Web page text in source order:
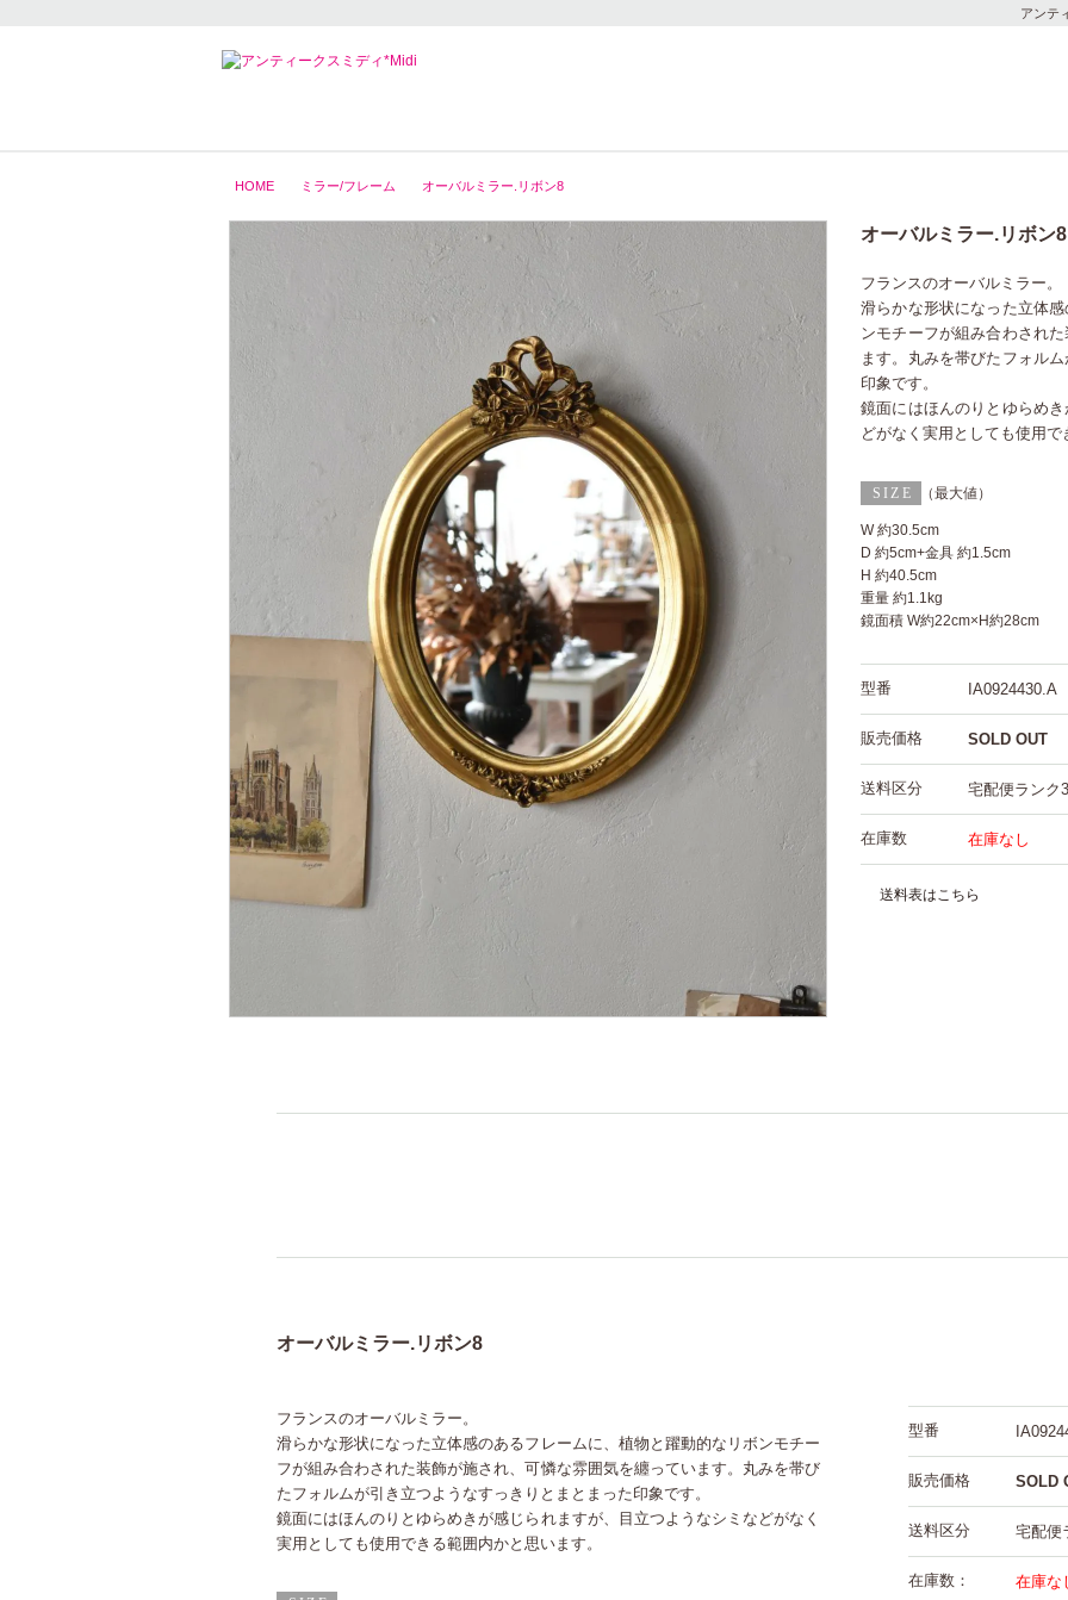
アンテ
HOME ミラー/フレーム オーバルミラー.リボン8
オーバルミラー.リボン8
フランスのオーバルミラー。
滑らかな形状になった立体
ンモチーフが組み合わされ
ます。丸みを帯びたフォル
印象です。
鏡面にはほんのりとゆらめ
どがなく実用としても使用で
W 約30.5cm
D 約5cm+金具 約1.5cm
H 約40.5cm
重量 約1.1kg
鏡面積 W約22cm×H約28cm
（最大値）
型番 IA0924430.A
販売価格 SOLD OUT
送料区分 宅配便ランク3
在庫数 在庫なし
送料表はこちら
オーバルミラー.リボン8
フランスのオーバルミラー。
滑らかな形状になった立体感のあるフレームに、植物と躍動的なリボンモチー
フが組み合わされた装飾が施され、可憐な雰囲気を纏っています。丸みを帯び
たフォルムが引き立つようなすっきりとまとまった印象です。
鏡面にはほんのりとゆらめきが感じられますが、目立つようなシミなどがなく
実用としても使用できる範囲内かと思います。
型番
販売価格 SOLD
送料区分 宅配便
在庫数： 在庫な